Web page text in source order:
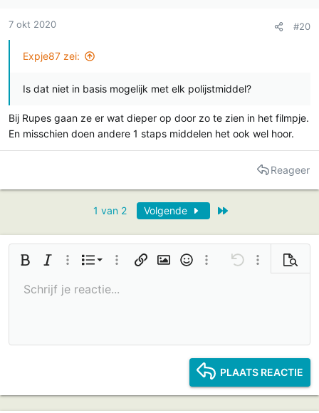
7 okt 2020 #20
Expje87 zei:
Is dat niet in basis mogelijk met elk polijstmiddel?
Bij Rupes gaan ze er wat dieper op door zo te zien in het filmpje.
En misschien doen andere 1 staps middelen het ook wel hoor.
Reageer
1 van 2 Volgende
Vetgedrukt
CursiefMeer opties…
Lijst
Geordende lijst
Meer opties…
Link invoegen
Afbeelding invoegen
SmiliesMeer opties…Ongedaan maken
Meer opties…
Tekengrootte
9
22
Tekstkleur
FonttypeArial
Times New Roman
Doorgehaald
Onderstreept
UitlijningLinks uitlijnen
Paragraafindeling
Normaal
Kop 2
GIF invoegen
Multi-Citaat
MediaTabel invoegen
Horizontale lijn invoegen
Opnieuw doen
BB code schakelen
Opmaak verwijderen
Concepten
Schrijf je reactie...
PLAATS REACTIE